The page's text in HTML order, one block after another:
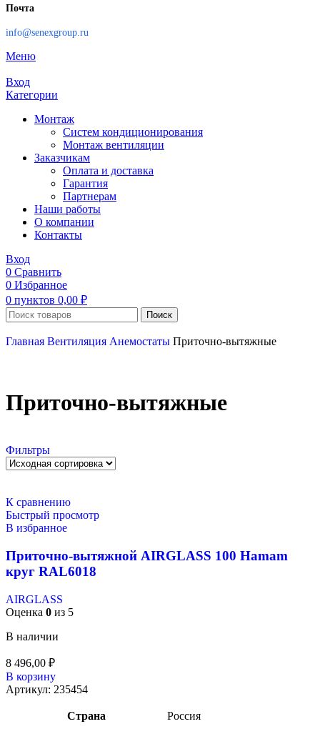
Почта
info@senexgroup.ru
Меню
Вход
Категории
Монтаж
Систем кондиционирования
Монтаж вентиляции
Заказчикам
Оплата и доставка
Гарантия
Партнерам
Наши работы
О компании
Контакты
Вход
0 Сравнить
0 Избранное
0 пунктов 0,00 ₽
Поиск
Главная Вентиляция Анемостаты Приточно-вытяжные
Приточно-вытяжные
Фильтры
К сравнению
Быстрый просмотр
В избранное
Приточно-вытяжной AIRGLASS 100 Hamam
круг RAL6018
AIRGLASS
Оценка 0 из 5
В наличии
8 496,00 ₽
В корзину
Артикул: 235454
Страна Россия